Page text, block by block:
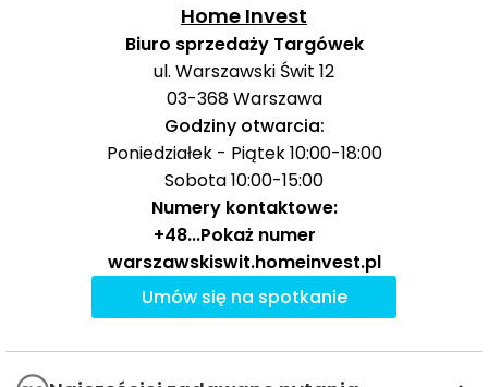
Biedronka 452 m
Cefarm
K&D
Appkomat InPost
WAW69BAPP
Paczkomat InPost
WAW34A
632 m
Siłownie i kluby
Fit&Fun Fitness
Siłownia w Domu
Home Invest
Biuro sprzedaży Targówek
ul. Warszawski Świt 12
03-368Warszawa
Godziny otwarcia:
Poniedziałek - Piątek 10:00-18:00
Sobota 10:00-15:00
Numery kontaktowe:
+48...Pokaż numer
warszawskiswit.homeinvest.pl
Umów się na spotkanie